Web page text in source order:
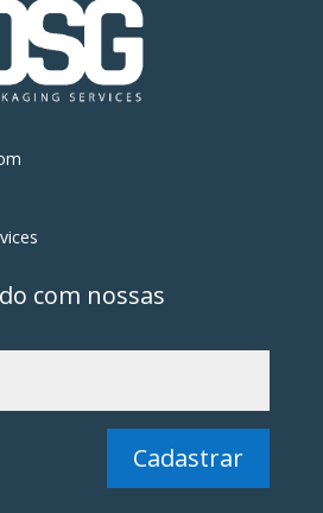
com nossas
Cadastrar